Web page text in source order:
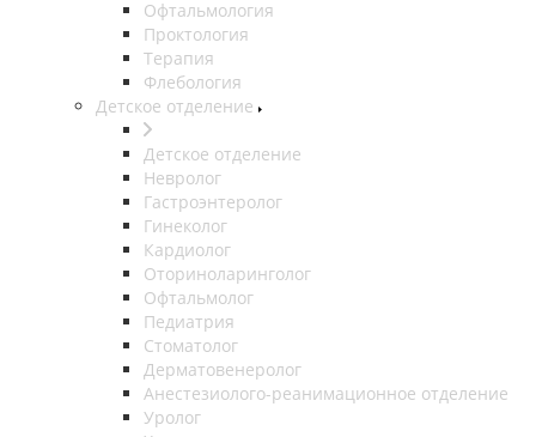
Офтальмология
Проктология
Терапия
Флебология
Детское отделение
Детское отделение
Невролог
Гастроэнтеролог
Гинеколог
Кардиолог
Оториноларинголог
Офтальмолог
Педиатрия
Стоматолог
Дерматовенеролог
Анестезиолого-реанимационное отделение
Уролог